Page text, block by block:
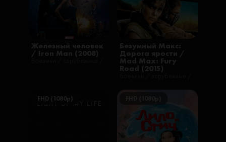
Железный человек
/ Iron Man (2008)
Безумный Макс:
Дорога ярости /
Mad Max: Fury
Road (2015)
FHD (1080p)